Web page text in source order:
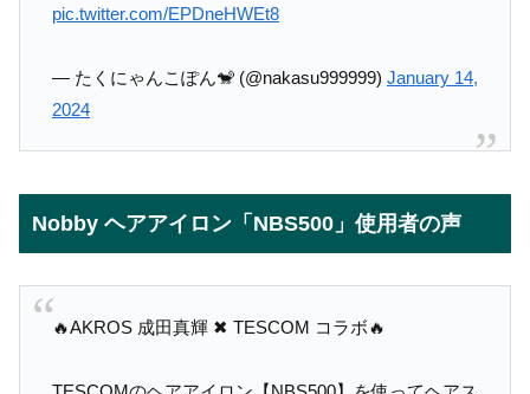
pic.twitter.com/EPDneHWEt8
— たくにゃんこぽん🐒 (@nakasu999999) January 14,
2024
Nobby ヘアアイロン「NBS500」使用者の声
🔥AKROS 成田真輝 ✖︎ TESCOM コラボ🔥